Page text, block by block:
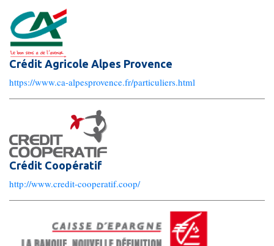
Crédit Agricole Alpes Provence
https://www.ca-alpesprovence.fr/particuliers.html
Crédit Coopératif
http://www.credit-cooperatif.coop/